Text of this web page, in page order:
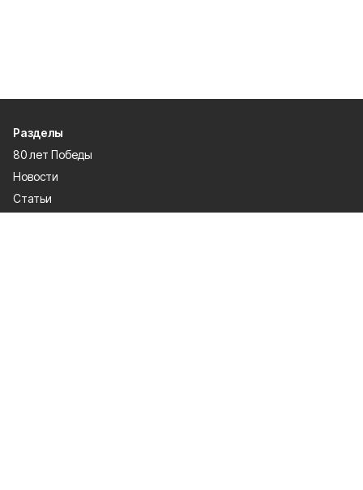
Разделы
80 лет Победы
Новости
Статьи